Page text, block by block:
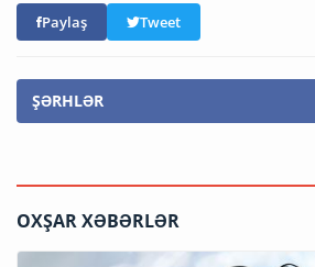
Paylaş Tweet
ŞƏRHLƏR
OXŞAR XƏBƏRLƏR